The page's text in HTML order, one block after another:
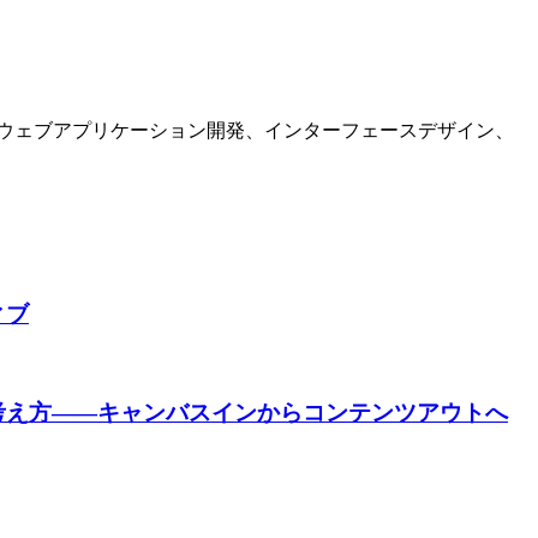
ブアプリケーション開発、インターフェースデザイン、
ブ
え方——キャンバスインからコンテンツアウトへ